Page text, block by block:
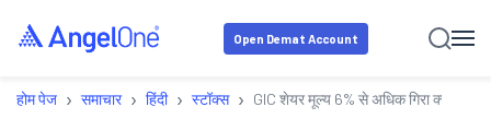
Open Demat Account
होम पेज › समाचार › हिंदी › स्टॉक्स › GIC शेयर मूल्य 6% से अधिक गिरा क्योंकि